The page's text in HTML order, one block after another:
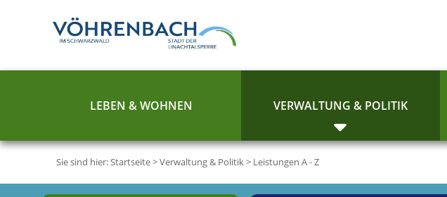
LEBEN & WOHNEN VERWALTUNG & POLITIK
Sie sind hier:Startseite>Verwaltung & Politik> Leistungen A - Z